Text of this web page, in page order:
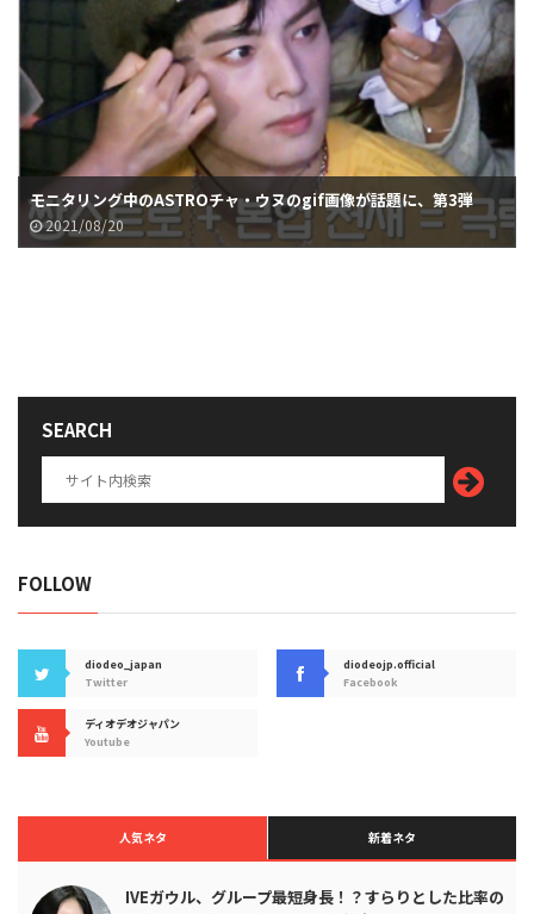
モニタリング中のASTROチャ・ウヌのgif画像が話題に、第3弾
2021/08/20
SEARCH
FOLLOW
diodeo_japan
Twitter
diodeojp.official
Facebook
ディオデオジャパン
Youtube
人気ネタ 新着ネタ
IVEガウル、グループ最短身長！？すらりとした比率の